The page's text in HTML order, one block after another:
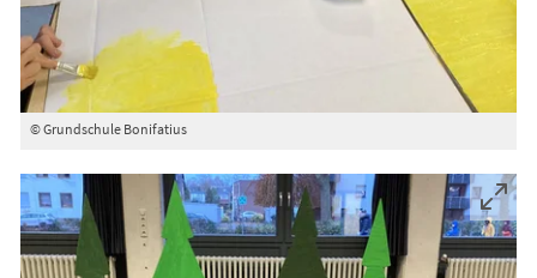
© Grundschule Bonifatius